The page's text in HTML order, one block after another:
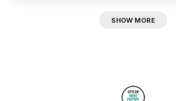
SHOW MORE